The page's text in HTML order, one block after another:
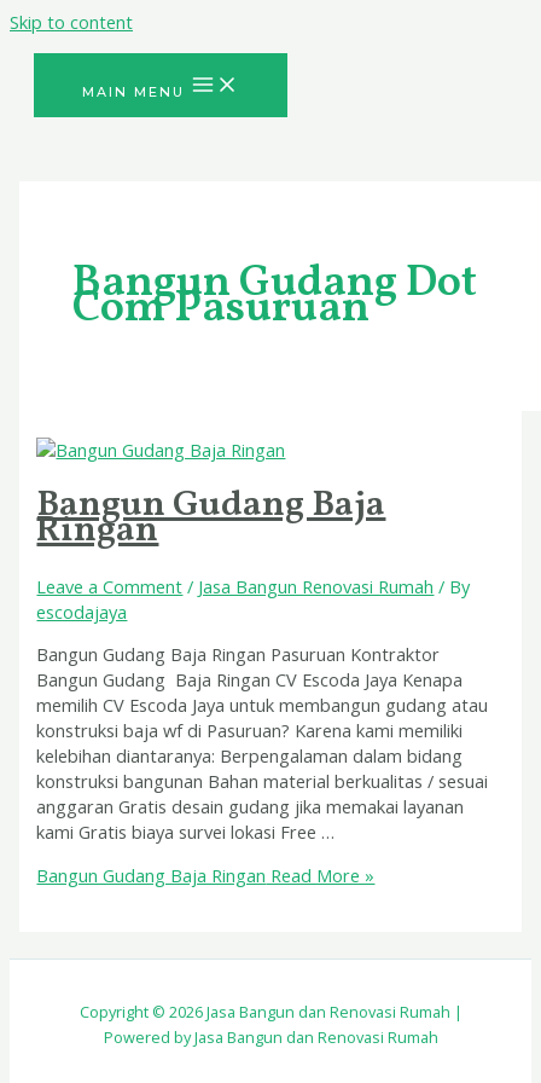
Skip to content
MAIN MENU
Bangun Gudang Dot
Com Pasuruan
Bangun Gudang Baja
Ringan
Leave a Comment / Jasa Bangun Renovasi Rumah / By
escodajaya
Bangun Gudang Baja Ringan Pasuruan Kontraktor
Bangun Gudang Baja Ringan CV Escoda Jaya Kenapa
memilih CV Escoda Jaya untuk membangun gudang atau
konstruksi baja wf di Pasuruan? Karena kami memiliki
kelebihan diantaranya: Berpengalaman dalam bidang
konstruksi bangunan Bahan material berkualitas / sesuai
anggaran Gratis desain gudang jika memakai layanan
kami Gratis biaya survei lokasi Free …
Bangun Gudang Baja Ringan Read More »
Copyright © 2026 Jasa Bangun dan Renovasi Rumah |
Powered by Jasa Bangun dan Renovasi Rumah